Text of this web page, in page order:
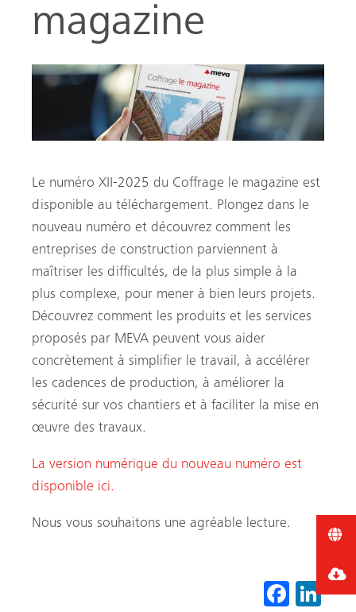
magazine
Le numéro XII-2025 du Coffrage le magazine est
disponible au téléchargement. Plongez dans le
nouveau numéro et découvrez comment les
entreprises de construction parviennent à
maîtriser les difficultés, de la plus simple à la
plus complexe, pour mener à bien leurs projets.
Découvrez comment les produits et les services
proposés par MEVA peuvent vous aider
concrètement à simplifier le travail, à accélérer
les cadences de production, à améliorer la
sécurité sur vos chantiers et à faciliter la mise en
œuvre des travaux.
La version numérique du nouveau numéro est
disponible ici.
Nous vous souhaitons une agréable lecture.
Fa Li